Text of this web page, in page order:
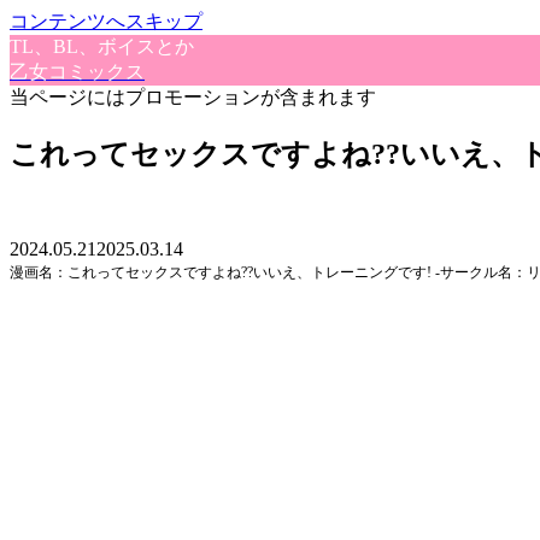
コンテンツへスキップ
TL、BL、ボイスとか
乙女コミックス
当ページにはプロモーションが含まれます
これってセックスですよね??いいえ、
2024.05.21 2025.03.14
漫画名：これってセックスですよね??いいえ、トレーニングです! ‐サークル名：